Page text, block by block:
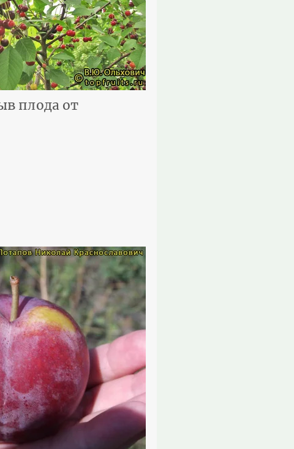
плода от